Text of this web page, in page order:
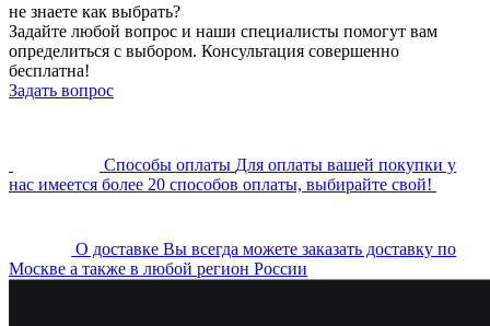
не знаете как выбрать?
Задайте любой вопрос и наши специалисты помогут вам
определиться с выбором. Консультация совершенно
бесплатна!
Задать вопрос
Cпособы оплаты Для оплаты вашей покупки у
нас имеется более 20 способов оплаты, выбирайте свой!
О доставке Вы всегда можете заказать доставку по
Москве а также в любой регион России